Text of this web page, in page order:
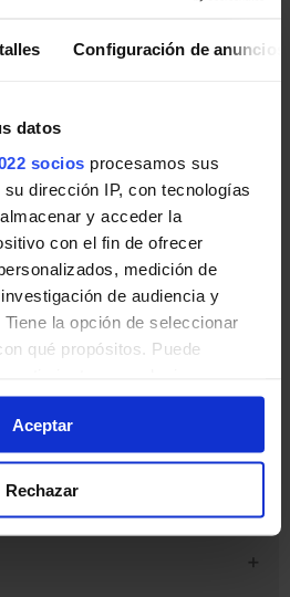
Configuración de anuncios
datos
socios procesamos sus
dirección IP, con tecnologías
y acceder la
con el fin de ofrecer
medición de
de audiencia y
la opción de seleccionar
qué propósitos. Puede
de cookies o clicando en
sobre su ubicación
tener una precisión de varios
Aceptar
Rechazar
línea
M-250
las cabeceras de línea:
- Piscina Municipal